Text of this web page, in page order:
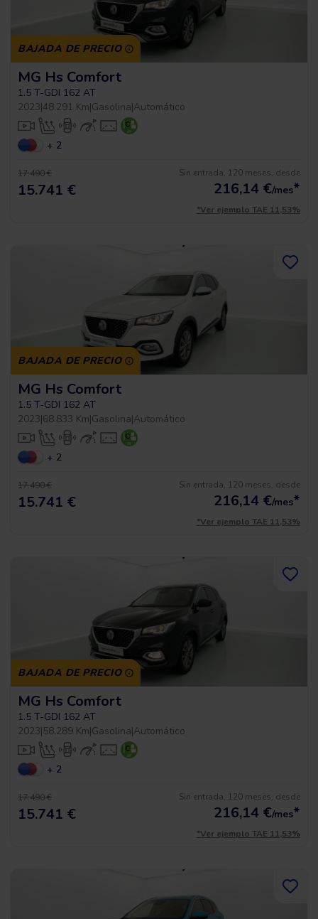
BAJADA DE PRECIO
MG Hs Comfort
1.5 T-GDI 162 AT
2023|48.291 Km|Gasolina|Automático
+ 2
17.490 €
15.741 €
Sin entrada, 120 meses, desde
216,14 €/mes*
*Ver ejemplo TAE 11,53%
BAJADA DE PRECIO
MG Hs Comfort
1.5 T-GDI 162 AT
2023|68.833 Km|Gasolina|Automático
+ 2
17.490 €
15.741 €
Sin entrada, 120 meses, desde
216,14 €/mes*
*Ver ejemplo TAE 11,53%
BAJADA DE PRECIO
MG Hs Comfort
1.5 T-GDI 162 AT
2023|58.289 Km|Gasolina|Automático
+ 2
17.490 €
15.741 €
Sin entrada, 120 meses, desde
216,14 €/mes*
*Ver ejemplo TAE 11,53%